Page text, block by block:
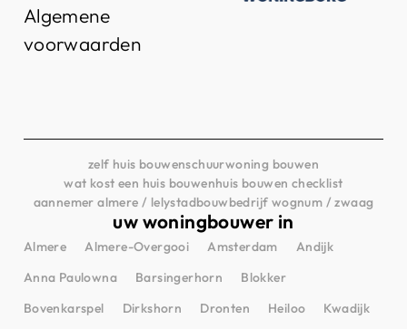
Algemene
voorwaarden
zelf huis bouwenschuurwoning bouwen
wat kost een huis bouwenhuis bouwen checklist
aannemer almere / lelystadbouwbedrijf wognum / zwaag
uw woningbouwer in
Almere Almere-Overgooi Amsterdam
Andijk
Anna Paulowna
Barsingerhorn
Blokker
Bovenkarspel
Dirkshorn Dronten Heiloo
Kwadijk